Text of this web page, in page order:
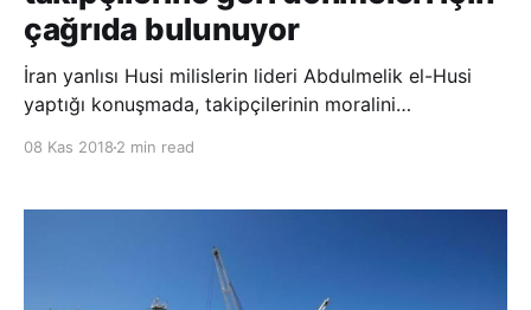
çağrıda bulunuyor
İran yanlısı Husi milislerin lideri Abdulmelik el-Husi
yaptığı konuşmada, takipçilerinin moralini
08 Kas 2018 2 min read